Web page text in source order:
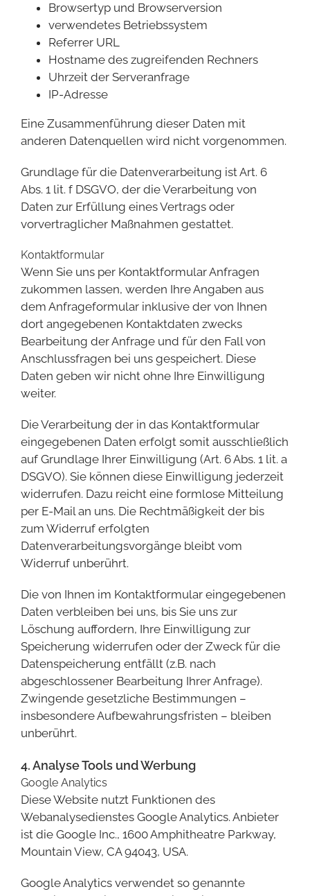
Browsertyp und Browserversion
verwendetes Betriebssystem
Referrer URL
Hostname des zugreifenden Rechners
Uhrzeit der Serveranfrage
IP-Adresse
Eine Zusammenführung dieser Daten mit
anderen Datenquellen wird nicht vorgenommen.
Grundlage für die Datenverarbeitung ist Art. 6
Abs. 1 lit. f DSGVO, der die Verarbeitung von
Daten zur Erfüllung eines Vertrags oder
vorvertraglicher Maßnahmen gestattet.
Kontaktformular
Wenn Sie uns per Kontaktformular Anfragen
zukommen lassen, werden Ihre Angaben aus
dem Anfrageformular inklusive der von Ihnen
dort angegebenen Kontaktdaten zwecks
Bearbeitung der Anfrage und für den Fall von
Anschlussfragen bei uns gespeichert. Diese
Daten geben wir nicht ohne Ihre Einwilligung
weiter.
Die Verarbeitung der in das Kontaktformular
eingegebenen Daten erfolgt somit ausschließlich
auf Grundlage Ihrer Einwilligung (Art. 6 Abs. 1 lit. a
DSGVO). Sie können diese Einwilligung jederzeit
widerrufen. Dazu reicht eine formlose Mitteilung
per E-Mail an uns. Die Rechtmäßigkeit der bis
zum Widerruf erfolgten
Datenverarbeitungsvorgänge bleibt vom
Widerruf unberührt.
Die von Ihnen im Kontaktformular eingegebenen
Daten verbleiben bei uns, bis Sie uns zur
Löschung auffordern, Ihre Einwilligung zur
Speicherung widerrufen oder der Zweck für die
Datenspeicherung entfällt (z.B. nach
abgeschlossener Bearbeitung Ihrer Anfrage).
Zwingende gesetzliche Bestimmungen –
insbesondere Aufbewahrungsfristen – bleiben
unberührt.
4. Analyse Tools und Werbung
Google Analytics
Diese Website nutzt Funktionen des
Webanalysedienstes Google Analytics. Anbieter
ist die Google Inc., 1600 Amphitheatre Parkway,
Mountain View, CA 94043, USA.
Google Analytics verwendet so genannte